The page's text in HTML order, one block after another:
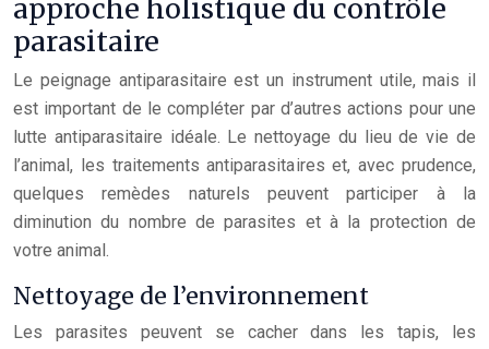
approche holistique du contrôle
parasitaire
Le peignage antiparasitaire est un instrument utile, mais il
est important de le compléter par d’autres actions pour une
lutte antiparasitaire idéale. Le nettoyage du lieu de vie de
l’animal, les traitements antiparasitaires et, avec prudence,
quelques remèdes naturels peuvent participer à la
diminution du nombre de parasites et à la protection de
votre animal.
Nettoyage de l’environnement
Les parasites peuvent se cacher dans les tapis, les